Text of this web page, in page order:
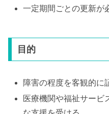
一定期間ごとの更新が
目的
障害の程度を客観的に
医療機関や福祉サービ